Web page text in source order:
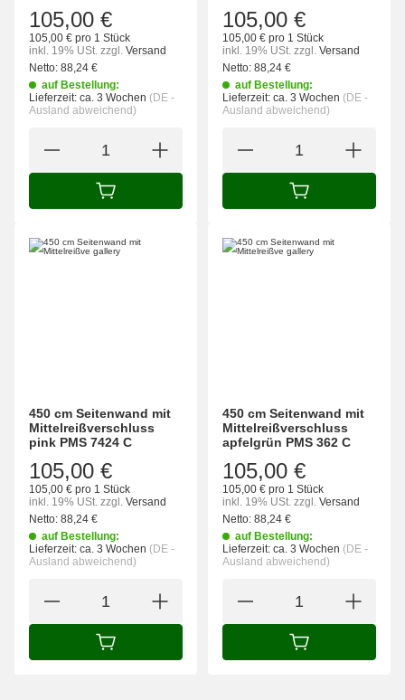
105,00 €
105,00 € pro 1 Stück
inkl. 19% USt. zzgl. Versand
Netto: 88,24 €
auf Bestellung:
Lieferzeit: ca. 3 Wochen (DE -
Ausland abweichend)
IN DEN WARENKORB
105,00 €
105,00 € pro 1 Stück
inkl. 19% USt. zzgl. Versand
Netto: 88,24 €
auf Bestellung:
Lieferzeit: ca. 3 Wochen (DE -
Ausland abweichend)
IN DEN
450 cm Seitenwand mit
Mittelreißverschluss
pink PMS 7424 C
105,00 €
105,00 € pro 1 Stück
inkl. 19% USt. zzgl. Versand
Netto: 88,24 €
auf Bestellung:
Lieferzeit: ca. 3 Wochen (DE -
Ausland abweichend)
IN DEN WARENKORB
450 cm Seitenwand mit
Mittelreißverschluss
apfelgrün PMS 362 C
105,00 €
105,00 € pro 1 Stück
inkl. 19% USt. zzgl. Versand
Netto: 88,24 €
auf Bestellung:
Lieferzeit: ca. 3 Wochen (DE -
Ausland abweichend)
IN DEN